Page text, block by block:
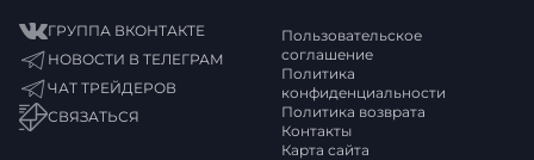
ГРУППА ВКОНТАКТЕ
НОВОСТИ В ТЕЛЕГРАМ
ЧАТ ТРЕЙДЕРОВ
СВЯЗАТЬСЯ
Пользовательское
соглашение
Политика
конфиденциальности
Политика возврата
Контакты
Карта сайта